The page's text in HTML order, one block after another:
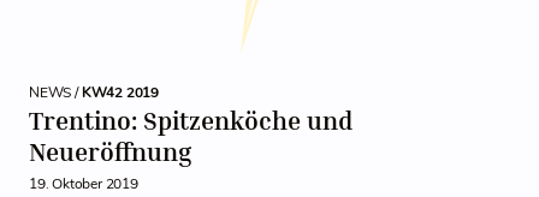
NEWS /KW42 2019
Trentino: Spitzenköche und
Neueröffnung
19. Oktober 2019